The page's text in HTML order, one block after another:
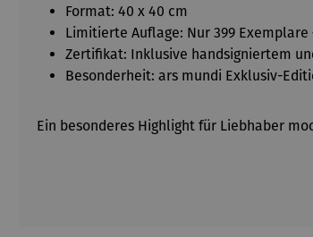
Format: 40 x 40 cm
Limitierte Auflage: Nur 399
Zertifikat: Inklusive handsigniertem
Besonderheit: ars mundi Exklusiv-
Ein besonderes Highlight für Liebhaber